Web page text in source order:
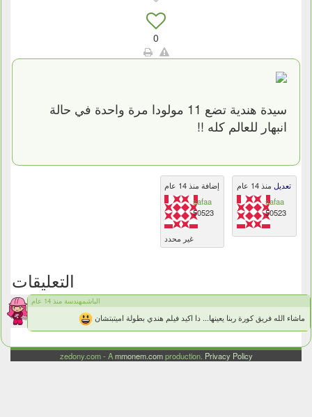
0
سيدة هندية تضع 11 مولودا مرة واحدة في حالة
انبهار للعالم كله !!
إضافة منذ 14 عام
safaa
50523
غير محدد
تعديل منذ 14 عام
safaa
50523
التعليقات
الباشمهندسة منذ 14 عام
ماشاء الله فريق كورة ربنا يعينها... دا اكيد فيلم هندي بطولة اميتبتشان
zedony.com - Ammonem.comproduction. Privacy Policy